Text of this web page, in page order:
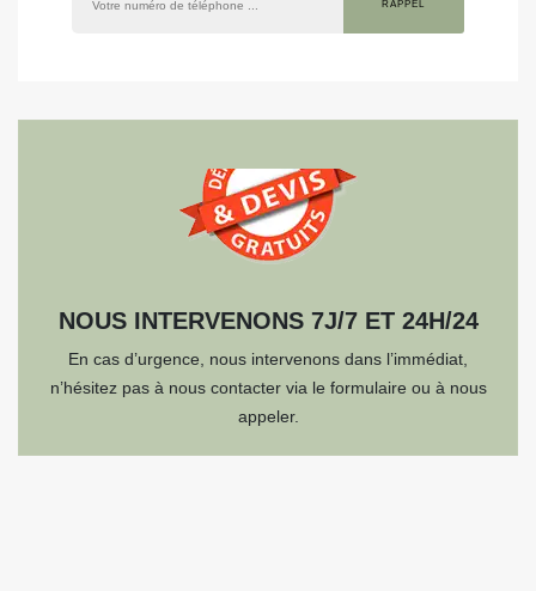
NOUS INTERVENONS 7J/7 ET 24H/24
En cas d’urgence, nous intervenons dans l’immédiat,
n’hésitez pas à nous contacter via le formulaire ou à nous
appeler.